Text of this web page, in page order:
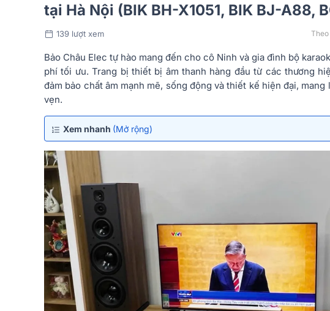
tại Hà Nội (BIK BH-X1051, BIK BJ-A88,
139 lượt xem Theo
Bảo Châu Elec tự hào mang đến cho cô Ninh và gia đình bộ
phí tối ưu. Trang bị thiết bị âm thanh hàng đầu từ các thương
đảm bảo chất âm mạnh mẽ, sống động và thiết kế hiện đại,
vẹn.
Xem nhanh (Mở rộng)